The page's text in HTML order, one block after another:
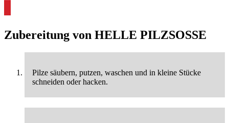
Zubereitung von HELLE PILZSOSSE
Pilze säubern, putzen, waschen und in kleine Stücke
schneiden oder hacken.